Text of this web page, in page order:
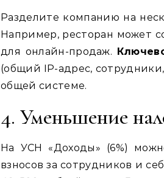
Разделите компанию на
Например, ресторан может
для онлайн-продаж.
(общий IP-адрес,
общей системе.
4. Уменьшение
На УСН «Доходы» (6%)
взносов за сотрудников и